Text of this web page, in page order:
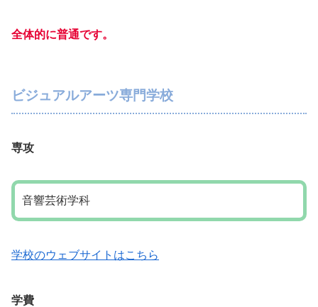
全体的に普通です。
ビジュアルアーツ専門学校
専攻
音響芸術学科
学校のウェブサイトはこちら
学費